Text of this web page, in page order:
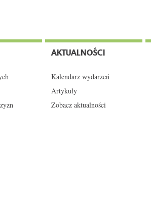
AKTUALNOŚCI
Kalendarz wydarzeń
Artykuły
Zobacz aktualności